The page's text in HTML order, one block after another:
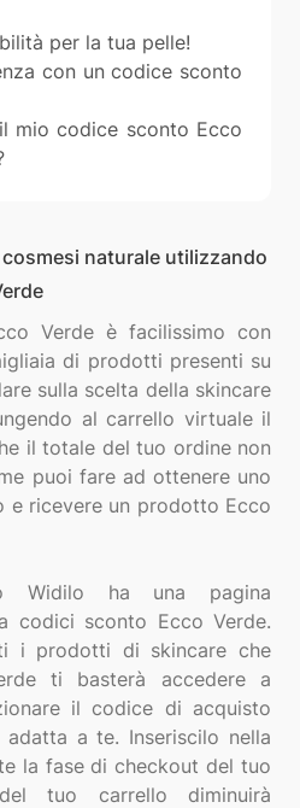
per la tua pelle!
con un codice sconto
mio codice sconto Ecco
naturale utilizzando
Verde è facilissimo con
di prodotti presenti su
sulla scelta della skincare
al carrello virtuale il
il totale del tuo ordine non
puoi fare ad ottenere uno
e ricevere un prodotto Ecco
Widilo ha una pagina
codici sconto Ecco Verde.
i prodotti di skincare che
ti basterà accedere a
il codice di acquisto
a te. Inseriscilo nella
la fase di checkout del tuo
tuo carrello diminuirà